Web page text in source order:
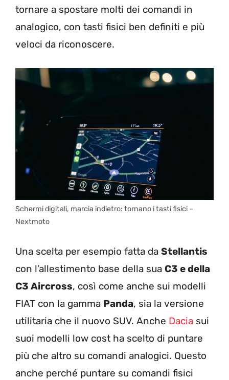
tornare a spostare molti dei comandi in
analogico, con tasti fisici ben definiti e più
veloci da riconoscere.
Schermi digitali, marcia indietro: tornano i tasti fisici –
Nextmoto
Una scelta per esempio fatta da Stellantis
con l’allestimento base della sua C3 e della
C3 Aircross, così come anche sui modelli
FIAT con la gamma Panda, sia la versione
utilitaria che il nuovo SUV. Anche Dacia sui
suoi modelli low cost ha scelto di puntare
più che altro su comandi analogici. Questo
anche perché puntare su comandi fisici